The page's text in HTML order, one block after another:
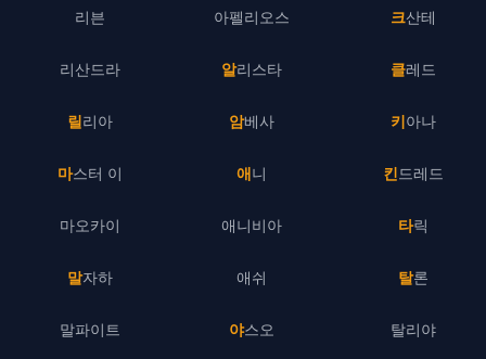
리븐
리산드라
릴리아
마스터 이
마오카이
말자하
말파이트
아펠리오스
알리스타
암베사
애니
애니비아
애쉬
야스오
크산테
클레드
키아나
킨드레드
타릭
탈론
탈리야